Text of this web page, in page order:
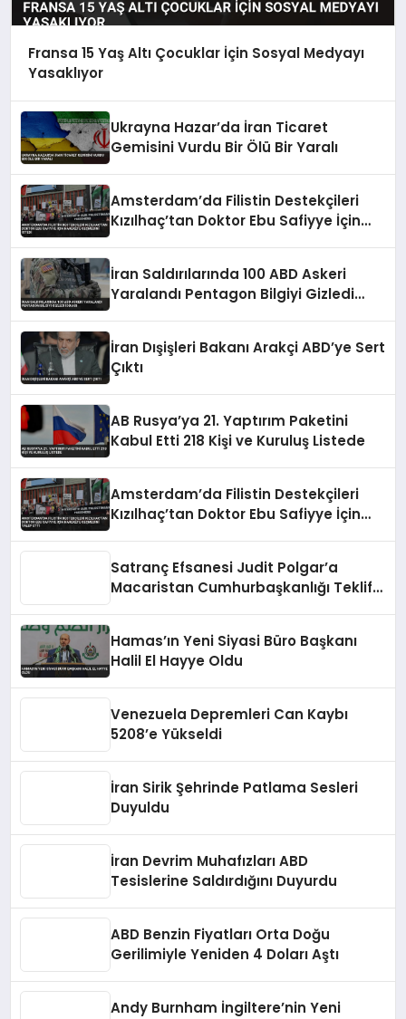
Fransa 15 Yaş Altı Çocuklar İçin Sosyal Medyayı
Yasaklıyor
Ukrayna Hazar’da İran Ticaret
Gemisini Vurdu Bir Ölü Bir Yaralı
Amsterdam’da Filistin Destekçileri
Kızılhaç’tan Doktor Ebu Safiyye İçin
İran Saldırılarında 100 ABD Askeri
Yaralandı Pentagon Bilgiyi Gizledi
İran Dışişleri Bakanı Arakçi ABD’ye Sert
Çıktı
AB Rusya’ya 21. Yaptırım Paketini
Kabul Etti 218 Kişi ve Kuruluş Listede
Amsterdam’da Filistin Destekçileri
Kızılhaç’tan Doktor Ebu Safiyye İçin
Satranç Efsanesi Judit Polgar’a
Macaristan Cumhurbaşkanlığı Teklifi
Hamas’ın Yeni Siyasi Büro Başkanı
Halil El Hayye Oldu
Venezuela Depremleri Can Kaybı
5208’e Yükseldi
İran Sirik Şehrinde Patlama Sesleri
Duyuldu
İran Devrim Muhafızları ABD
Tesislerine Saldırdığını Duyurdu
ABD Benzin Fiyatları Orta Doğu
Gerilimiyle Yeniden 4 Doları Aştı
Andy Burnham İngiltere’nin Yeni